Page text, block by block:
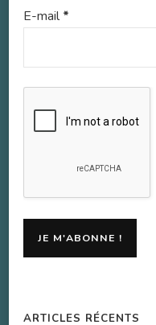
E-mail*
ARTICLES RÉCENTS